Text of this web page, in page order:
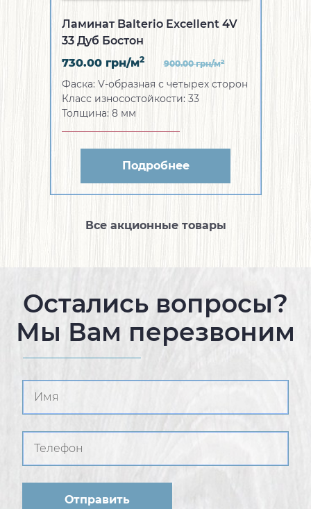
Ламинат Balterio Excellent 4V
33 Дуб Бостон
730.00 грн/м2 900.00грн/м2
Фаска: V-образная с четырех сторон
Класс износостойкости: 33
Толщина: 8 мм
Подробнее
Все акционные товары
Остались вопросы?
Мы Вам перезвоним